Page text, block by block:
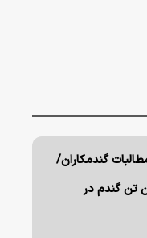
گندمکاران/
تن گندم در